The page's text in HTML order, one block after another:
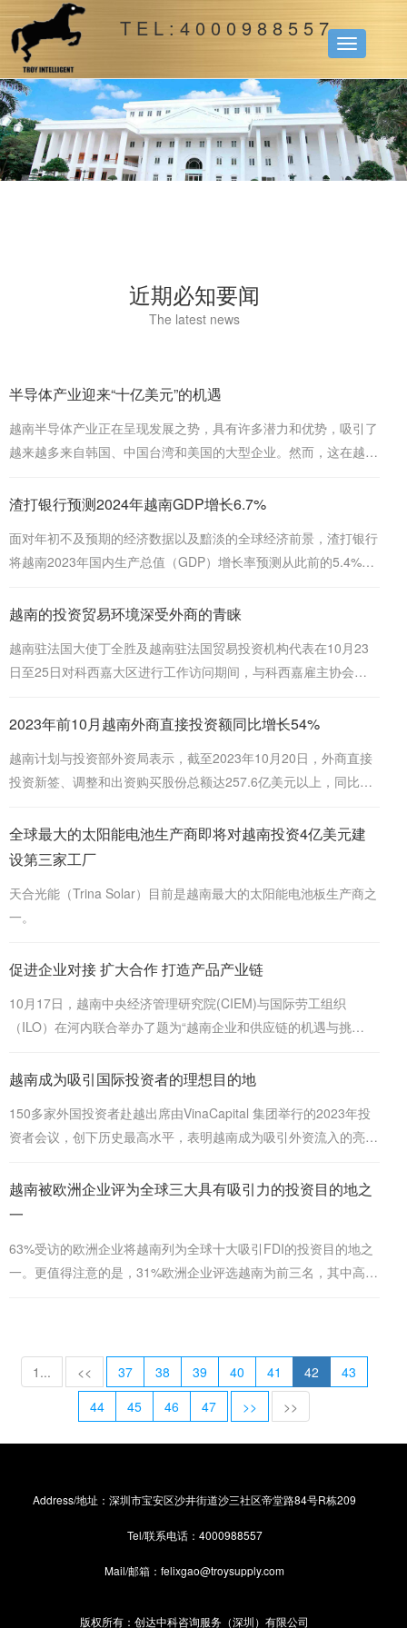
T E L : 4 0 0 0 9 8 8 5 5 7
Toggle
navigation
近期必知要闻
The latest news
半导体产业迎来“十亿美元”的机遇
越南半导体产业正在呈现发展之势，具有许多潜力和优势，吸引了
越来越多来自韩国、中国台湾和美国的大型企业。然而，这在越南
渣打银行预测2024年越南GDP增长6.7%
面对年初不及预期的经济数据以及黯淡的全球经济前景，渣打银行
将越南2023年国内生产总值（GDP）增长率预测从此前的5.4%下
测，其中上半年为6.2%，下半年为6.9%。
越南的投资贸易环境深受外商的青睐
越南驻法国大使丁全胜及越南驻法国贸易投资机构代表在10月23
日至25日对科西嘉大区进行工作访问期间，与科西嘉雇主协会
Corse) 的座谈会。
2023年前10月越南外商直接投资额同比增长54%
越南计划与投资部外资局表示，截至2023年10月20日，外商直接
投资新签、调整和出资购买股份总额达257.6亿美元以上，同比增
全球最大的太阳能电池生产商即将对越南投资4亿美元建
设第三家工厂
天合光能（Trina Solar）目前是越南最大的太阳能电池板生产商之
一。
促进企业对接 扩大合作 打造产品产业链
10月17日，越南中央经济管理研究院(CIEM)与国际劳工组织
（ILO）在河内联合举办了题为“越南企业和供应链的机遇与挑
关各方的共识，并进行必要的行动协调等问题进行讨论。
越南成为吸引国际投资者的理想目的地
150多家外国投资者赴越出席由VinaCapital 集团举行的2023年投
资者会议，创下历史最高水平，表明越南成为吸引外资流入的亮
越南被欧洲企业评为全球三大具有吸引力的投资目的地之
一
63%受访的欧洲企业将越南列为全球十大吸引FDI的投资目的地之
一。更值得注意的是，31%欧洲企业评选越南为前三名，其中高达
1... << 37 38 39 40 41 42
43
44
45 46 47 >> >>
Address/地址：深圳市宝安区沙井街道沙三社区帝堂路84号R栋209
Tel/联系电话：4000988557
Mail/邮箱：felixgao@troysupply.com
版权所有：创达中科咨询服务（深圳）有限公司